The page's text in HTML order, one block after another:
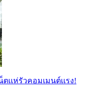
เเห่รัวคอมเมนต์เเรง!